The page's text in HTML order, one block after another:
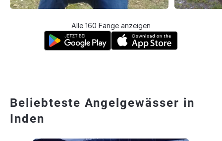
Alle 160 Fänge anzeigen
Beliebteste Angelgewässer in
Inden